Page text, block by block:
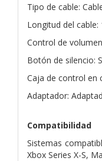
Tipo de cable:
Longitud del cable:
Control de
Botón de silencio:
Caja de control en
Adaptador:
Compatibilidad
Sistemas
Xbox Series X-S,